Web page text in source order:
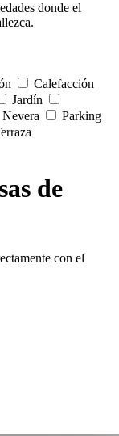
donde el
Calefacción
Jardín
Nevera
Parking
de
con el